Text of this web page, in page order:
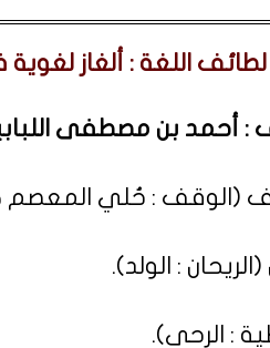
اللغة : ألغاز
بن مصطفى اللبابيدي
(الوقف : حُلي المعصم
: الولد).
: الرحى).